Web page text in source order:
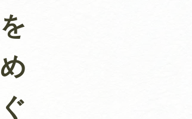
を
め
ぐ